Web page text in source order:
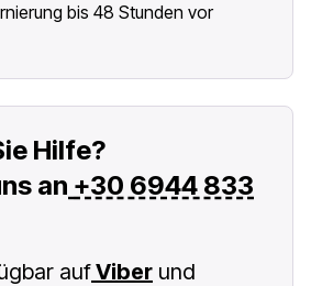
bis 48 Stunden vor
Hilfe?
an +30 6944 833
aufViber und